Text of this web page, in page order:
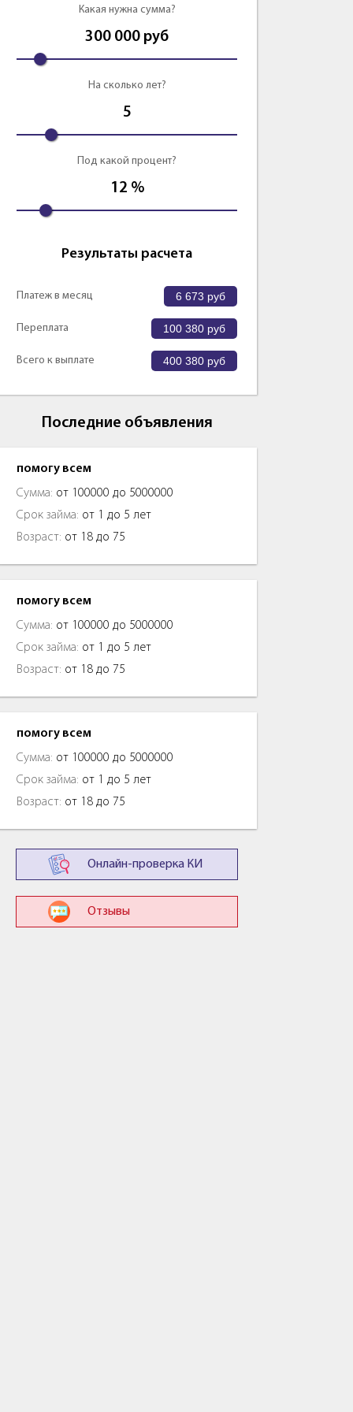
Какая нужна сумма?
300 000 руб
На сколько лет?
5
Под какой процент?
12 %
Результаты расчета
Платеж в месяц 6 673 руб
Переплата 100 380 руб
Всего к выплате 400 380 руб
Последние объявления
помогу всем
Сумма: от 100000 до 5000000
Срок займа: от 1 до 5 лет
Возраст: от 18 до 75
помогу всем
Сумма: от 100000 до 5000000
Срок займа: от 1 до 5 лет
Возраст: от 18 до 75
помогу всем
Сумма: от 100000 до 5000000
Срок займа: от 1 до 5 лет
Возраст: от 18 до 75
Онлайн-проверка КИ
Отзывы